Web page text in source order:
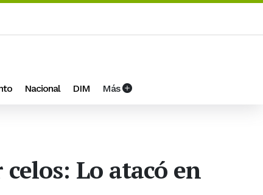
Nacional DIM Más
Lo atacó en